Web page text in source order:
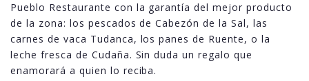
Pueblo Restaurante con la garantía del mejor producto
de la zona: los pescados de Cabezón de la Sal, las
carnes de vaca Tudanca, los panes de Ruente, o la
leche fresca de Cudaña. Sin duda un regalo que
enamorará a quien lo reciba.